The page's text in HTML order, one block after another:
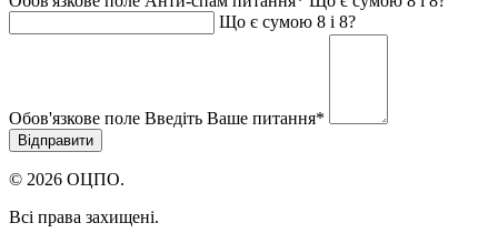
Що є сумою 8 і 8?
Обов'язкове поле Введіть Ваше питання*
© 2026 ОЦПО.
Всі права захищені.